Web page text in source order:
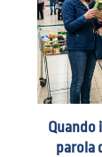
Quando
parola